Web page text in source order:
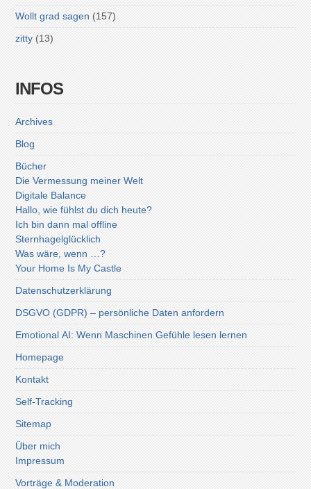
Wollt grad sagen (157)
zitty (13)
INFOS
Archives
Blog
Bücher
Die Vermessung meiner Welt
Digitale Balance
Hallo, wie fühlst du dich heute?
Ich bin dann mal offline
Sternhagelglücklich
Was wäre, wenn …?
Your Home Is My Castle
Datenschutzerklärung
DSGVO (GDPR) – persönliche Daten anfordern
Emotional AI: Wenn Maschinen Gefühle lesen lernen
Homepage
Kontakt
Self-Tracking
Sitemap
Über mich
Impressum
Vorträge & Moderation